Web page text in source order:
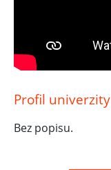
Profil univerzity
Bez popisu.